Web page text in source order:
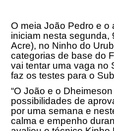
O meia João Pedro e o
iniciam nesta segunda,
Acre), no Ninho do
categorias de base do
vai tentar uma vaga no
faz os testes para o
“O João e o
possibilidades de
por uma semana e
calma e empenho